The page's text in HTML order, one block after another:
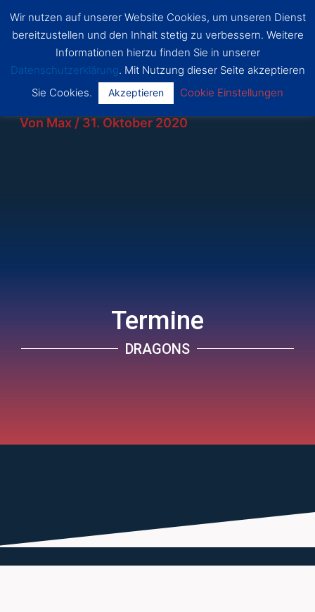
Inhalt
Dragon
s Bonn
Main
Menu
Von Max / 31. Oktober 2020
Termine
DRAGONS
Wir nutzen auf unserer Website Cookies, um unseren Dienst
bereitzustellen und den Inhalt stetig zu verbessern. Weitere
Informationen hierzu finden Sie in unserer
Datenschutzerklärung. Mit Nutzung dieser Seite akzeptieren
Sie Cookies.
Akzeptieren Cookie Einstellungen